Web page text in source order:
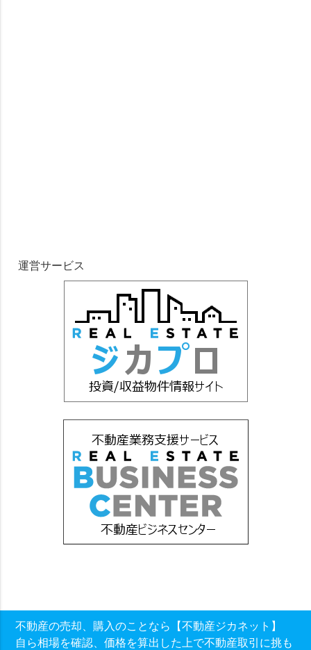
運営サービス
不動産の売却、購入のことなら【不動産ジカネット】
自ら相場を確認、価格を算出した上で不動産取引に挑も